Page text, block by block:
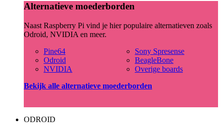
Alternatieve moederborden
Naast Raspberry Pi vind je hier populaire alternatieven zoals
Odroid, NVIDIA en meer.
Pine64
Odroid
NVIDIA
Sony Spresense
BeagleBone
Overige boards
Bekijk alle alternatieve moederborden
ODROID